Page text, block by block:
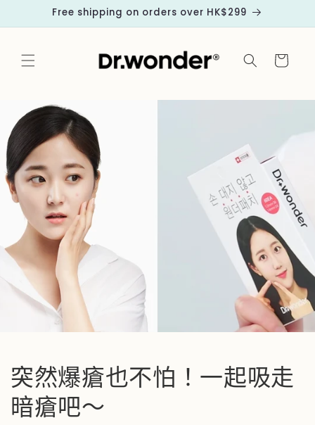
跳至內Free shipping on orders over HK$299
物
突然爆瘡也不怕！一起吸走
暗瘡吧～